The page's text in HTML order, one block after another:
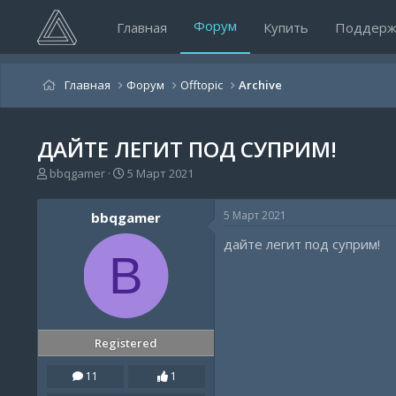
Главная Форум Купить
Главная Форум Offtopic Archive
ДАЙТЕ ЛЕГИТ ПОД СУПРИМ!
А
т
bbqgamer
Д
т
а
н
ч
а
а
5 Март 2021
bbqgamer
B
Registered
11 1
5 Март 2021
дайте легит под суприм!